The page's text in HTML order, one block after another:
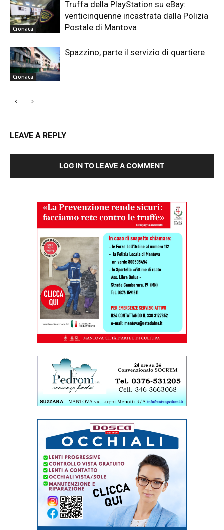
Cronaca
Truffa della PlayStation su eBay:
venticinquenne incastrata dalla Polizia
Postale di Mantova
Cronaca
Spazzino, parte il servizio di quartiere
LEAVE A REPLY
LOG IN TO LEAVE A COMMENT